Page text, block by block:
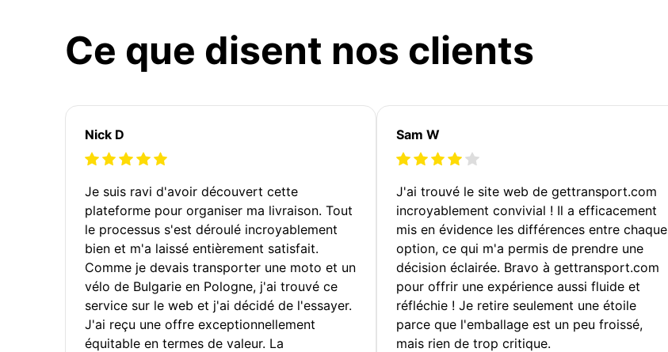
Ce que disent nos clients
Nick D
Je suis ravi d'avoir découvert cette
plateforme pour organiser ma livraison. Tout
le processus s'est déroulé incroyablement
bien et m'a laissé entièrement satisfait.
Comme je devais transporter une moto et un
vélo de Bulgarie en Pologne, j'ai trouvé ce
service sur le web et j'ai décidé de l'essayer.
J'ai reçu une offre exceptionnellement
équitable en termes de valeur. La
Sam W
J'ai trouvé le site web de gettransport.com
incroyablement convivial ! Il a efficacement
mis en évidence les différences entre chaque
option, ce qui m'a permis de prendre une
décision éclairée. Bravo à gettransport.com
pour offrir une expérience aussi fluide et
réfléchie ! Je retire seulement une étoile
parce que l'emballage est un peu froissé,
mais rien de trop critique.